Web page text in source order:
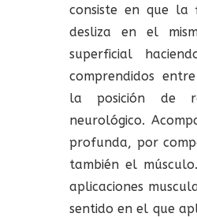
consiste en que la
desliza en el
superficial
comprendidos
la posición de
neurológico.
profunda, por
también el
aplicaciones
sentido en el que